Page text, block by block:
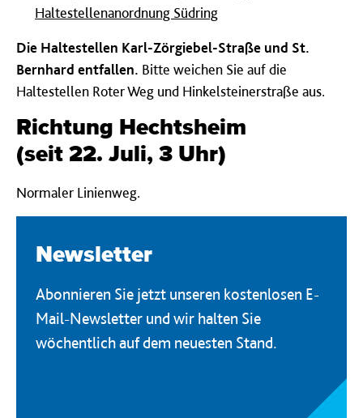
Haltestellenanordnung Südring
Die Haltestellen Karl-Zörgiebel-Straße und St.
Bernhard entfallen. Bitte weichen Sie auf die
Haltestellen Roter Weg und Hinkelsteinerstraße aus.
Richtung Hechtsheim
(seit 22. Juli, 3 Uhr)
Normaler Linienweg.
Newsletter
Abonnieren Sie jetzt unseren kostenlosen E-
Mail-Newsletter und wir halten Sie
wöchentlich auf dem neuesten Stand.